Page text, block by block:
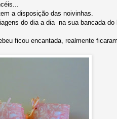
a disposição das noivinhas.
do dia a dia na sua bancada do
ficou encantada, realmente